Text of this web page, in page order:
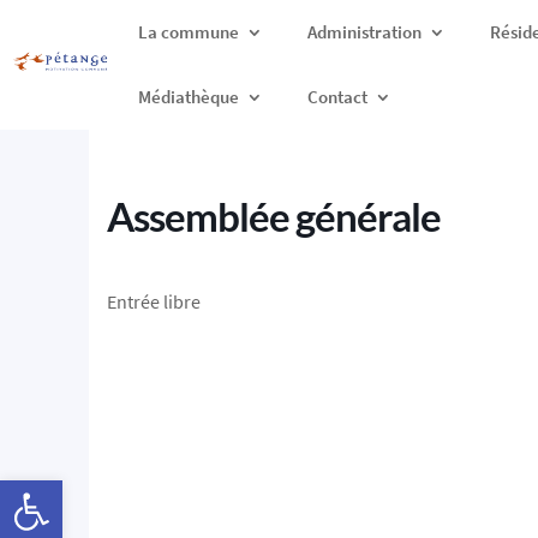
La commune Administration
Médiathèque Contact
Assemblée générale
Entrée libre
Ouvrir la barre d’outils